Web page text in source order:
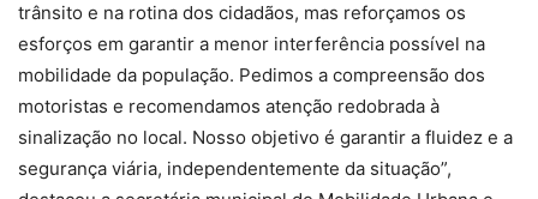
trânsito e na rotina dos cidadãos, mas reforçamos os
esforços em garantir a menor interferência possível na
mobilidade da população. Pedimos a compreensão dos
motoristas e recomendamos atenção redobrada à
sinalização no local. Nosso objetivo é garantir a fluidez e a
segurança viária, independentemente da situação”,